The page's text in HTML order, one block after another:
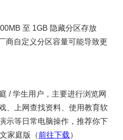
至 1GB 隐藏分区存放
商自定义分区容量可能导致更
学生用户，主要进行浏览网
、上网查找资料、使用教育软
示等日常电脑操作，推荐你下
家庭版（前往下载）